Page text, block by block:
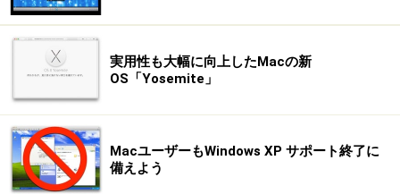
●目的のデスクトップに切り替える
目的のデスクトップに切り替えるには、F19キーなどに
よりすべてのデスクトップを表示させてからクリックし
て選ぶか、control キーを押しながら、デスクトップ番号
の数字キーを押します。control キーを押しながら、矢印
キーを操作することでも切り替えが可能です。
実用性も大幅に向上したMacの新
OS「Yosemite」
MacユーザーもWindows XP サポート終了に
備えよう